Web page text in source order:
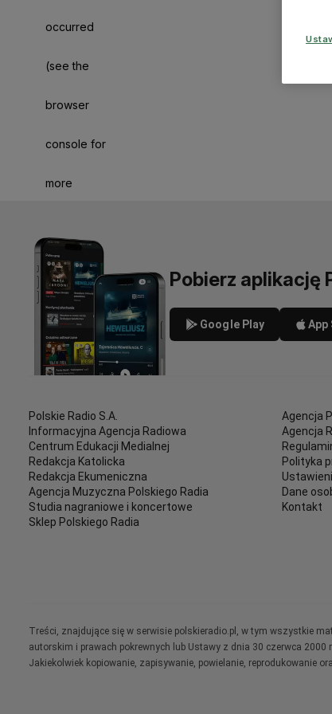
occurred
(see the
browser
console for
more
Pobierz aplikację
Google Play App
Polskie Radio S.A.
Informacyjna Agencja Radiowa
Centrum Edukacji Medialnej
Redakcja Katolicka
Redakcja Ekumeniczna
Agencja Muzyczna Polskiego Radia
Studia nagraniowe i koncertowe
Sklep Polskiego Radia
Agencja
Agencja
Polityka
Dane
Kontakt
Treści, znajdujące się w serwisie polskieradio.pl, w tym wszystkie
autorskim i prawach pokrewnych lub Ustawy z dnia 30 czerwca
Jakiekolwiek kopiowanie, zapisywanie, powielanie, reprodukowanie